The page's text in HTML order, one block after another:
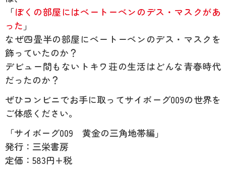
「ぼくの部屋にはベートーベンのデス・マスクがあ
った 」
なぜ四畳半の部屋にベートーベンのデス・マスクを
飾っていたのか？
デビュー間もないトキワ荘の生活はどんな青春時代
だったのか？
ぜひコンビニでお手に取ってサイボーグ009の世界を
ご体感ください。
「サイボーグ009 黄金の三角地帯編」
発行：三栄書房
定価：583円+税